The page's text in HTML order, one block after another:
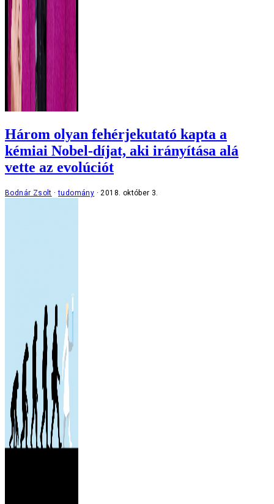
Három olyan fehérjekutató kapta a
kémiai Nobel-díjat, aki irányítása alá
vette az evolúciót
Bodnár Zsolt tudomány 2018. október 3.